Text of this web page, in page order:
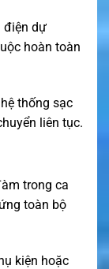
điện dự
hoàn toàn
thống sạc
liên tục.
trong ca
toàn bộ
kiện hoặc